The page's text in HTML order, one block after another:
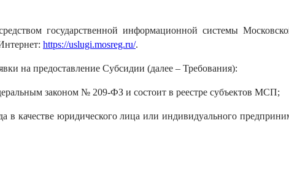
государственной информационной системы
https://uslugi.mosreg.ru/.
на предоставление Субсидии (далее – Требования):
законом № 209-ФЗ и состоит в реестре субъектов МСП;
в качестве юридического лица или индивидуального